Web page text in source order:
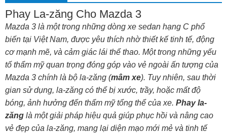
Phay La-zăng Cho Mazda 3
Mazda 3 là một trong những dòng xe sedan hạng C phổ
biến tại Việt Nam, được yêu thích nhờ thiết kế tinh tế, động
cơ mạnh mẽ, và cảm giác lái thể thao. Một trong những yếu
tố thẩm mỹ quan trọng đóng góp vào vẻ ngoài ấn tượng của
Mazda 3 chính là bộ la-zăng (mâm xe). Tuy nhiên, sau thời
gian sử dụng, la-zăng có thể bị xước, trầy, hoặc mất độ
bóng, ảnh hưởng đến thẩm mỹ tổng thể của xe. Phay la-
zăng là một giải pháp hiệu quả giúp phục hồi và nâng cao
vẻ đẹp của la-zăng, mang lại diện mạo mới mẻ và tinh tế